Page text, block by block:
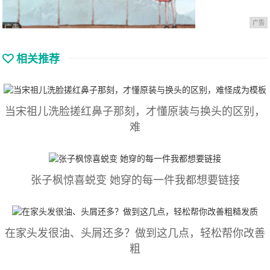
广告
相关推荐
当宋祖儿洗脸搓红鼻子那刻，才懂原装与换头的区别，
难
张子枫惊喜蜕变 她穿的每一件我都想要链接
在家头发很油、头屑还多？做到这几点，轻松帮你改善
粗